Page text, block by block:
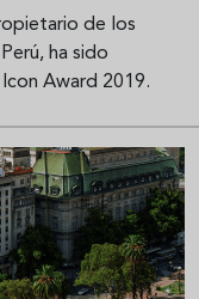
de los
ha sido
Award 2019.